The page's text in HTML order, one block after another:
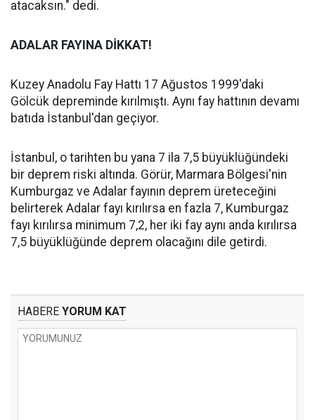
atacaksın." dedi.
ADALAR FAYINA DİKKAT!
Kuzey Anadolu Fay Hattı 17 Ağustos 1999'daki
Gölcük depreminde kırılmıştı. Aynı fay hattının devamı
batıda İstanbul'dan geçiyor.
İstanbul, o tarihten bu yana 7 ila 7,5 büyüklüğündeki
bir deprem riski altında. Görür, Marmara Bölgesi'nin
Kumburgaz ve Adalar fayının deprem üreteceğini
belirterek Adalar fayı kırılırsa en fazla 7, Kumburgaz
fayı kırılırsa minimum 7,2, her iki fay aynı anda kırılırsa
7,5 büyüklüğünde deprem olacağını dile getirdi.
HABERE YORUM KAT